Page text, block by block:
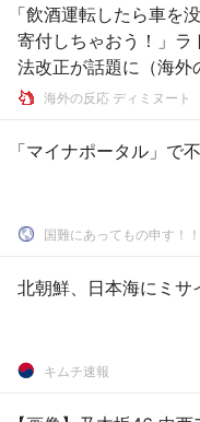
「飲酒運転したら車を
寄付しちゃおう！」ラ
法改正が話題に（海外
海外の反応 ディミヌート
国難にあってもの申す！！
北朝鮮、日本海にミサ
キムチ速報